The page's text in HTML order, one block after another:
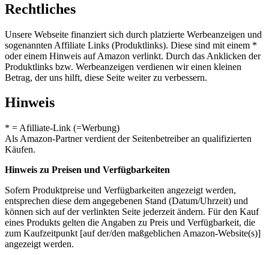
Rechtliches
Unsere Webseite finanziert sich durch platzierte Werbeanzeigen und
sogenannten Affiliate Links (Produktlinks). Diese sind mit einem *
oder einem Hinweis auf Amazon verlinkt. Durch das Anklicken der
Produktlinks bzw. Werbeanzeigen verdienen wir einen kleinen
Betrag, der uns hilft, diese Seite weiter zu verbessern.
Hinweis
* = Afilliate-Link (=Werbung)
Als Amazon-Partner verdient der Seitenbetreiber an qualifizierten
Käufen.
Hinweis zu Preisen und Verfügbarkeiten
Sofern Produktpreise und Verfügbarkeiten angezeigt werden,
entsprechen diese dem angegebenen Stand (Datum/Uhrzeit) und
können sich auf der verlinkten Seite jederzeit ändern. Für den Kauf
eines Produkts gelten die Angaben zu Preis und Verfügbarkeit, die
zum Kaufzeitpunkt [auf der/den maßgeblichen Amazon-Website(s)]
angezeigt werden.